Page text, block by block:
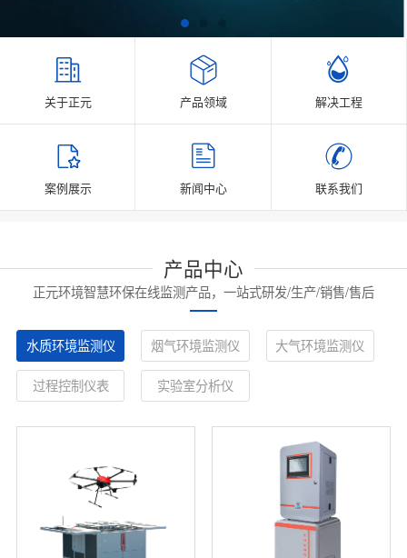
关于正元 产品领域 解决工程
案例展示 新闻中心 联系我们
产品中心
正元环境智慧环保在线监测产品，一站式研发/生产/销售/售后
水质环境监测仪 烟气环境监测仪 大气环境监测仪
过程控制仪表 实验室分析仪